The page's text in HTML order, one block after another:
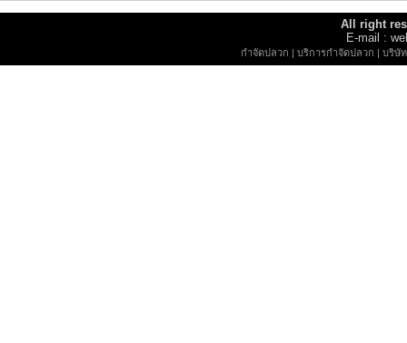
All right
E-mail :
กำจัดปลวก |บริการกำจัดปลวก |บริษั